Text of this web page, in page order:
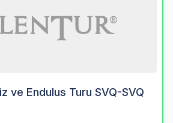
ve Endulus Turu SVQ-SVQ